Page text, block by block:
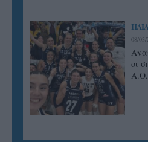
08/03/
οι